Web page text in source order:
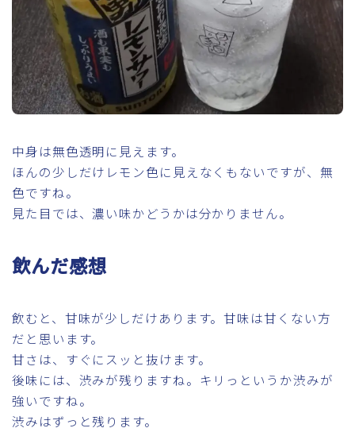
中身は無色透明に見えます。
ほんの少しだけレモン色に見えなくもないですが、無
色ですね。
見た目では、濃い味かどうかは分かりません。
飲んだ感想
飲むと、甘味が少しだけあります。甘味は甘くない方
だと思います。
甘さは、すぐにスッと抜けます。
後味には、渋みが残りますね。キリっというか渋みが
強いですね。
渋みはずっと残ります。